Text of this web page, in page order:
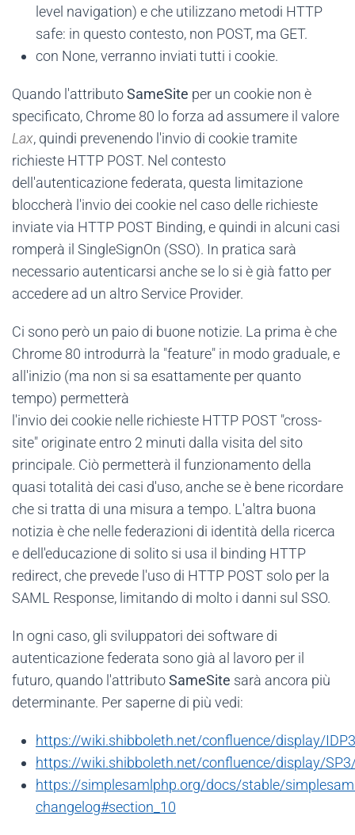
level navigation) e che utilizzano metodi HTTP
safe: in questo contesto, non POST, ma GET.
con None, verranno inviati tutti i cookie.
Quando l'attributoSameSite per un cookie non è
specificato, Chrome 80 lo forza ad assumere il valore
Lax, quindi prevenendo l'invio di cookie tramite
richieste HTTP POST. Nel contesto
dell'autenticazione federata, questa limitazione
bloccherà l'invio dei cookie nel caso delle richieste
inviate via HTTP POST Binding, e quindi in alcuni casi
romperà il SingleSignOn (SSO). In pratica sarà
necessario autenticarsi anche se lo si è già fatto per
accedere ad un altro Service Provider.
Ci sono però un paio di buone notizie. La prima è che
Chrome 80 introdurrà la "feature" in modo graduale, e
all'inizio (ma non si sa esattamente per quanto
tempo) permetterà
l'invio dei cookie nelle richieste HTTP POST "cross-
site" originate entro 2 minuti dalla visita del sito
principale. Ciò permetterà il funzionamento della
quasi totalità dei casi d'uso, anche se è bene ricordare
che si tratta di una misura a tempo. L'altra buona
notizia è che nelle federazioni di identità della ricerca
e dell'educazione di solito si usa il binding HTTP
redirect, che prevede l'uso di HTTP POST solo per la
SAML Response, limitando di molto i danni sul SSO.
In ogni caso, gli sviluppatori dei software di
autenticazione federata sono già al lavoro per il
futuro, quando l'attributoSameSite sarà ancora più
determinante. Per saperne di più vedi:
https://wiki.shibboleth.net/confluence/display/
https://wiki.shibboleth.net/confluence/display/
https://simplesamlphp.org/docs/stable/
changelog#section_10